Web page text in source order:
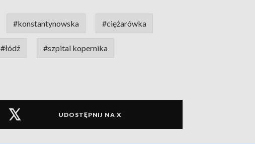
#konstantynowska #ciężarówka
#łódź #szpital kopernika
UDOSTĘPNIJ NA X